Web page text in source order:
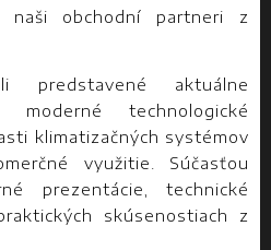
naši obchodní partneri z
predstavené aktuálne
moderné technologické
klimatizačných systémov
využitie. Súčasťou
prezentácie, technické
skúsenostiach z